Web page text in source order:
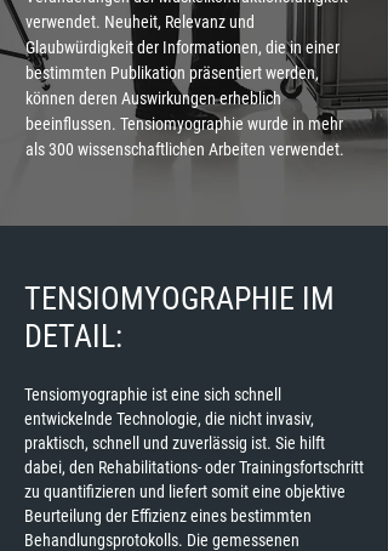
verwendet. Neuheit, Relevanz und
Glaubwürdigkeit der Informationen, die in einer
bestimmten Publikation präsentiert werden,
können deren Auswirkungen erheblich
beeinflussen. Tensiomyographie wurde in mehr
als 300 wissenschaftlichen Arbeiten verwendet.
TENSIOMYOGRAPHIE IM
DETAIL:
Tensiomyographie ist eine sich schnell
entwickelnde Technologie, die nicht invasiv,
praktisch, schnell und zuverlässig ist. Sie hilft
dabei, den Rehabilitations- oder Trainingsfortschritt
zu quantifizieren und liefert somit eine objektive
Beurteilung der Effizienz eines bestimmten
Behandlungsprotokolls. Die gemessenen